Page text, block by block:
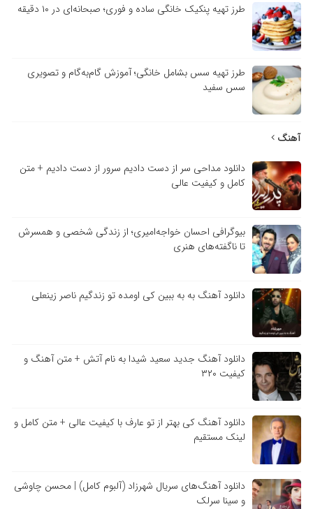
طرز تهیه پنکیک خانگی ساده و فوری؛ صبحانه‌ای در ۱۰ دقیقه
طرز تهیه سس بشامل خانگی؛ آموزش گام‌به‌گام و تصویری
سس سفید
آهنگ
دانلود مداحی سر از دست دادیم سرور از دست دادیم + متن
کامل و کیفیت عالی
بیوگرافی احسان خواجه‌امیری؛ از زندگی شخصی و همسرش
تا ناگفته‌های هنری
دانلود آهنگ به به ببین کی اومده تو زندگیم ناصر زینعلی
دانلود آهنگ جدید سعید شیدا به نام آتش + متن آهنگ و
کیفیت ۳۲۰
دانلود آهنگ کی بهتر از تو عارف با کیفیت عالی + متن کامل و
لینک مستقیم
دانلود آهنگ‌های سریال شهرزاد (آلبوم کامل) | محسن چاوشی
و سینا سرلک